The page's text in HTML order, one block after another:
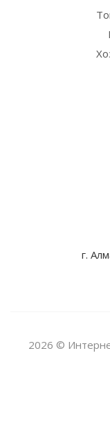
г.
2026 ©